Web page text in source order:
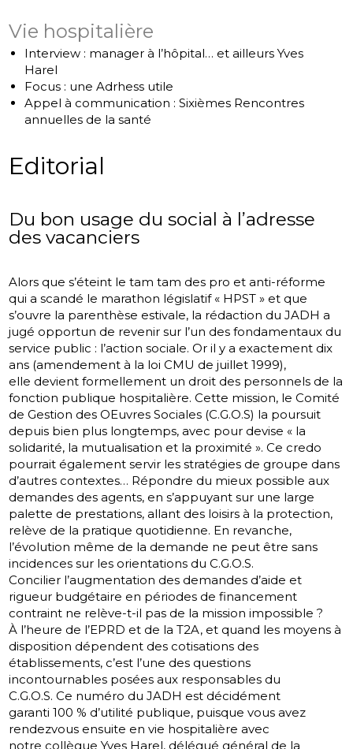
Vie hospitalière
Interview : manager à l’hôpital… et ailleurs Yves
Harel
Focus : une Adrhess utile
Appel à communication : Sixièmes Rencontres
annuelles de la santé
Editorial
Du bon usage du social à l’adresse
des vacanciers
Alors que s’éteint le tam tam des pro et anti-réforme
qui a scandé le marathon législatif « HPST » et que
s’ouvre la parenthèse estivale, la rédaction du JADH a
jugé opportun de revenir sur l’un des fondamentaux du
service public : l’action sociale. Or il y a exactement dix
ans (amendement à la loi CMU de juillet 1999),
elle devient formellement un droit des personnels de la
fonction publique hospitalière. Cette mission, le Comité
de Gestion des OEuvres Sociales (C.G.O.S) la poursuit
depuis bien plus longtemps, avec pour devise « la
solidarité, la mutualisation et la proximité ». Ce credo
pourrait également servir les stratégies de groupe dans
d’autres contextes… Répondre du mieux possible aux
demandes des agents, en s’appuyant sur une large
palette de prestations, allant des loisirs à la protection,
relève de la pratique quotidienne. En revanche,
l’évolution même de la demande ne peut être sans
incidences sur les orientations du C.G.O.S.
Concilier l’augmentation des demandes d’aide et
rigueur budgétaire en périodes de financement
contraint ne relève-t-il pas de la mission impossible ?
À l’heure de l’EPRD et de la T2A, et quand les moyens à
disposition dépendent des cotisations des
établissements, c’est l’une des questions
incontournables posées aux responsables du
C.G.O.S. Ce numéro du JADH est décidément
garanti 100 % d’utilité publique, puisque vous avez
rendezvous ensuite en vie hospitalière avec
notre collègue Yves Harel, délégué général de la